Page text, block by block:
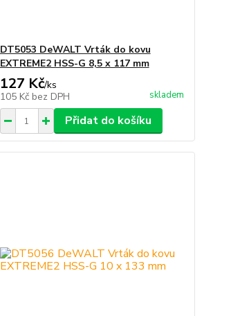
DT5053 DeWALT Vrták do kovu
EXTREME2 HSS-G 8,5 x 117 mm
127 Kč/ks
105 Kč bez DPH skladem
Přidat do košíku